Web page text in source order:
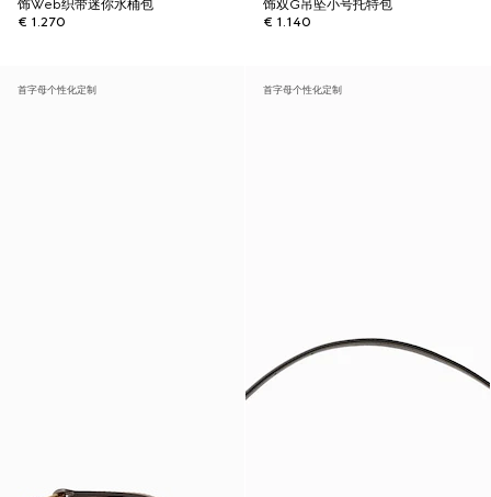
饰Web织带迷你水桶包
€ 1.270
饰双G吊坠小号托特包
€ 1.140
首字母个性化定制 首字母个性化定制